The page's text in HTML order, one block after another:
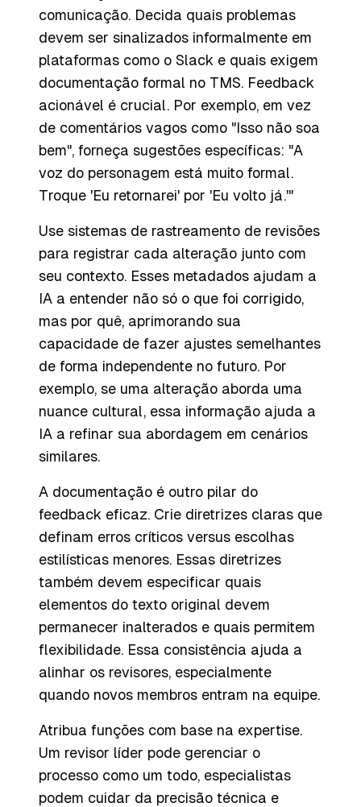
comunicação. Decida quais problemas
devem ser sinalizados informalmente em
plataformas como o Slack e quais exigem
documentação formal no TMS. Feedback
acionável é crucial. Por exemplo, em vez
de comentários vagos como "Isso não soa
bem", forneça sugestões específicas: "A
voz do personagem está muito formal.
Troque 'Eu retornarei' por 'Eu volto já.'"
Use sistemas de rastreamento de revisões
para registrar cada alteração junto com
seu contexto. Esses metadados ajudam a
IA a entender não só o que foi corrigido,
mas por quê, aprimorando sua
capacidade de fazer ajustes semelhantes
de forma independente no futuro. Por
exemplo, se uma alteração aborda uma
nuance cultural, essa informação ajuda a
IA a refinar sua abordagem em cenários
similares.
A documentação é outro pilar do
feedback eficaz. Crie diretrizes claras que
definam erros críticos versus escolhas
estilísticas menores. Essas diretrizes
também devem especificar quais
elementos do texto original devem
permanecer inalterados e quais permitem
flexibilidade. Essa consistência ajuda a
alinhar os revisores, especialmente
quando novos membros entram na equipe.
Atribua funções com base na expertise.
Um revisor líder pode gerenciar o
processo como um todo, especialistas
podem cuidar da precisão técnica e